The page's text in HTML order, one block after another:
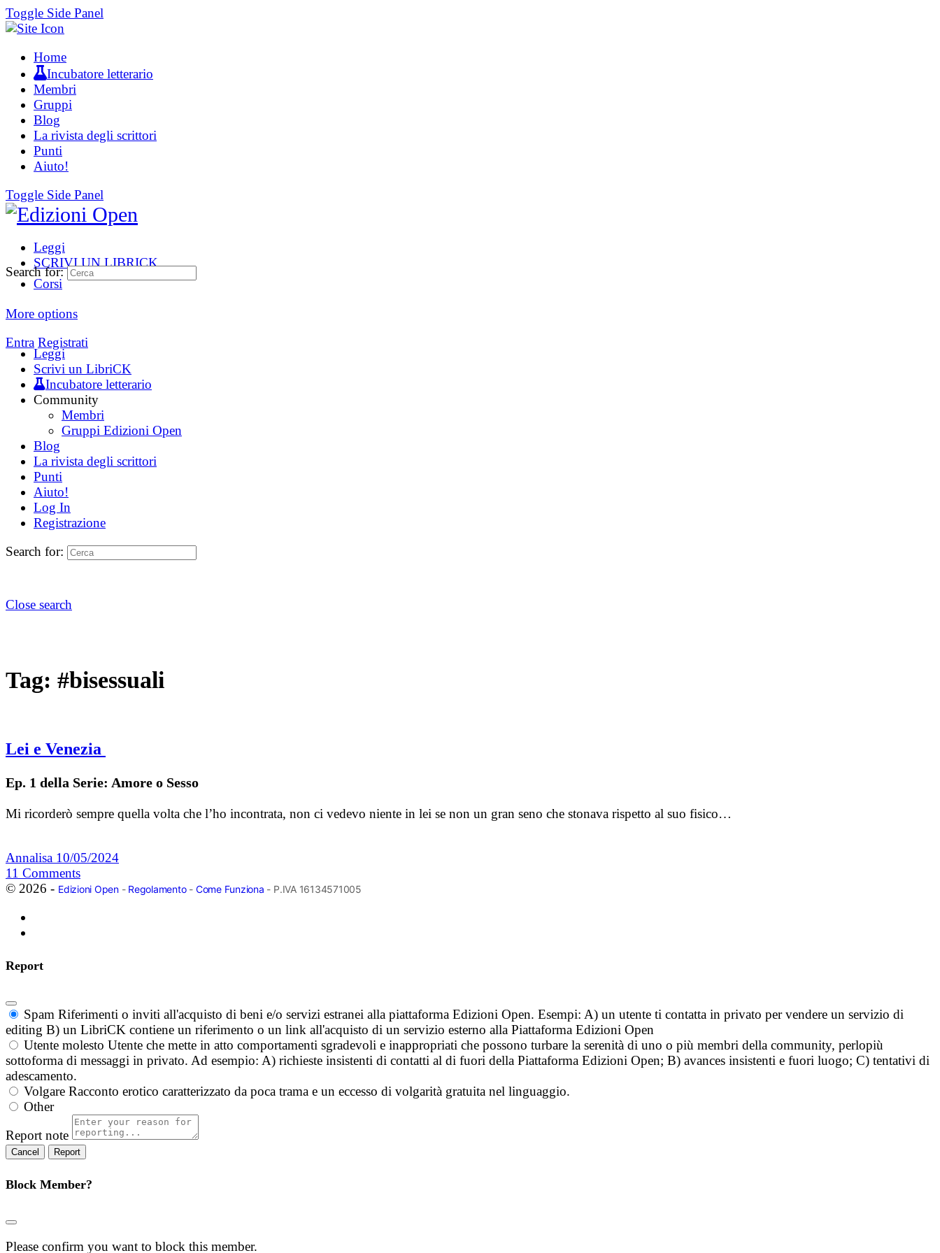
Toggle Side Panel
Home
Incubatore letterario
Membri
Gruppi
Blog
La rivista degli scrittori
Punti
Aiuto!
Toggle Side Panel
Leggi
SCRIVI UN LIBRICK
Corsi
More options
Entra Registrati
Search for:
Leggi
Scrivi un LibriCK
Incubatore letterario
Community
Membri
Gruppi Edizioni Open
Blog
La rivista degli scrittori
Punti
Aiuto!
Log In
Registrazione
Search for:
Close search
Tag: #bisessuali
Lei e Venezia
Ep. 1 della Serie: Amore o Sesso
Mi ricorderò sempre quella volta che l’ho incontrata, non ci vedevo niente in lei se non un gran seno che stonava rispetto al suo fisico…
Annalisa 10/05/2024
11 Comments
© 2026 - Edizioni Open- Regolamento- Come Funziona - P.IVA 16134571005
Report
Spam Riferimenti o inviti all'acquisto di beni e/o servizi estranei alla piattaforma Edizioni Open. Esempi: A) un utente ti contatta in privato per vendere un servizio di
editing B) un LibriCK contiene un riferimento o un link all'acquisto di un servizio esterno alla Piattaforma Edizioni Open
Utente molesto Utente che mette in atto comportamenti sgradevoli e inappropriati che possono turbare la serenità di uno o più membri della community, perlopiù
sottoforma di messaggi in privato. Ad esempio: A) richieste insistenti di contatti al di fuori della Piattaforma Edizioni Open; B) avances insistenti e fuori luogo; C) tentativi di
adescamento.
Volgare Racconto erotico caratterizzato da poca trama e un eccesso di volgarità gratuita nel linguaggio.
Other
Report note
Report
Block Member?
Please confirm you want to block this member.